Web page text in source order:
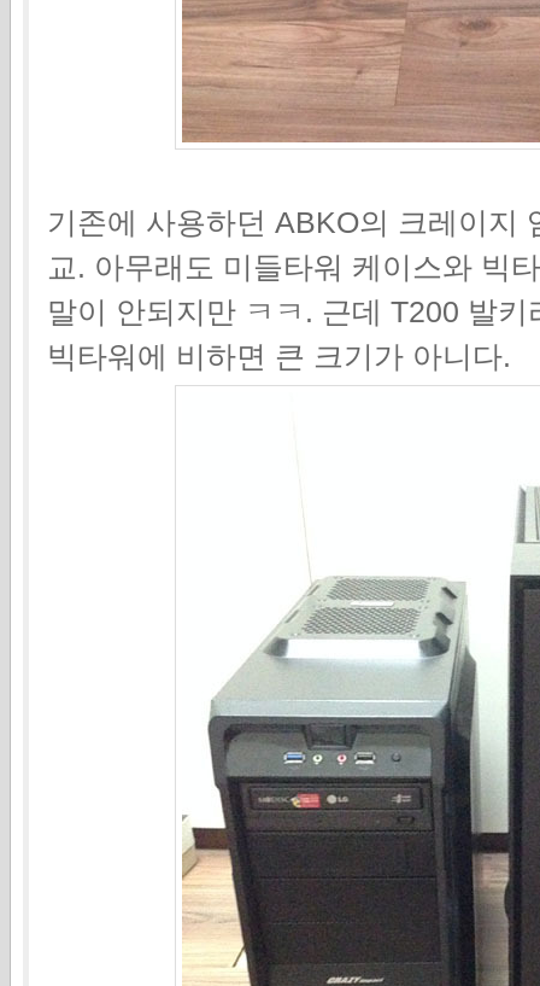
기존에 사용하던 ABKO의 크레이지
교. 아무래도 미들타워 케이스와 빅
말이 안되지만 ㅋㅋ. 근데 T200 발
빅타워에 비하면 큰 크기가 아니다.